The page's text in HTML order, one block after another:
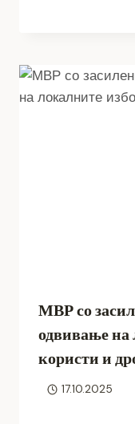
МВР со
одвивање на
користи и
17.10.2025